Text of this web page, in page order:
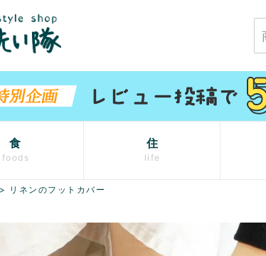
食
foods
住
life
リネンのフットカバー